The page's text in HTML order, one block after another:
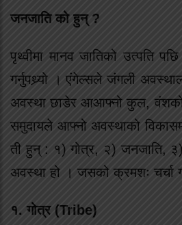
जनजाति को हुन् ?
पृथ्वीमा मानव जातिको उत्पति
गर्नुपथ्र्यो । एंगेल्सले जंगली
अवस्था छाडेर आआफ्नो कुल, वंशको
समुदायले आफ्नो अवस्थाको
ती हुन् : १) गोत्र, २) जनजाति, ३)
अवस्था हो । जसको क्रमशः चर्चा
१. गोत्र (Tribe)